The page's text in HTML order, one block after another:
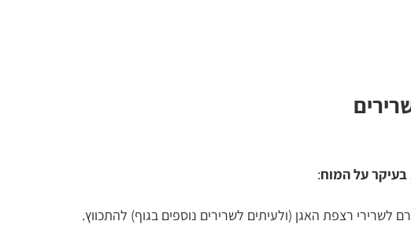
בעיקר על המוח:
לשרירי רצפת האגן (ולעיתים לשרירים נוספים בגוף) להתכווץ.